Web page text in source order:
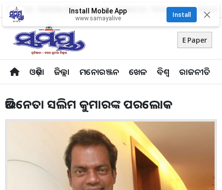
About Us Advertise With Us Career Contact Us Privacy Policy
E Paper
ଓଡ଼ିଶା ଜିଲ୍ଲା ମନୋରଞ୍ଜନ ଖେଳ ବିଶ୍ବ ରାଜନୀତି
Install Mobile App
www.samayalive
Install ✕
ଅଭିନେତା ସଲିମ କୁମାରଙ୍କ ପରଲୋକ